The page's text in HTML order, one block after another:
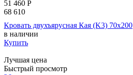
51 460 Р
68 610
Кровать двухъярусная Кая (K3) 70х200
в наличии
Купить
Лучшая цена
Быстрый просмотр